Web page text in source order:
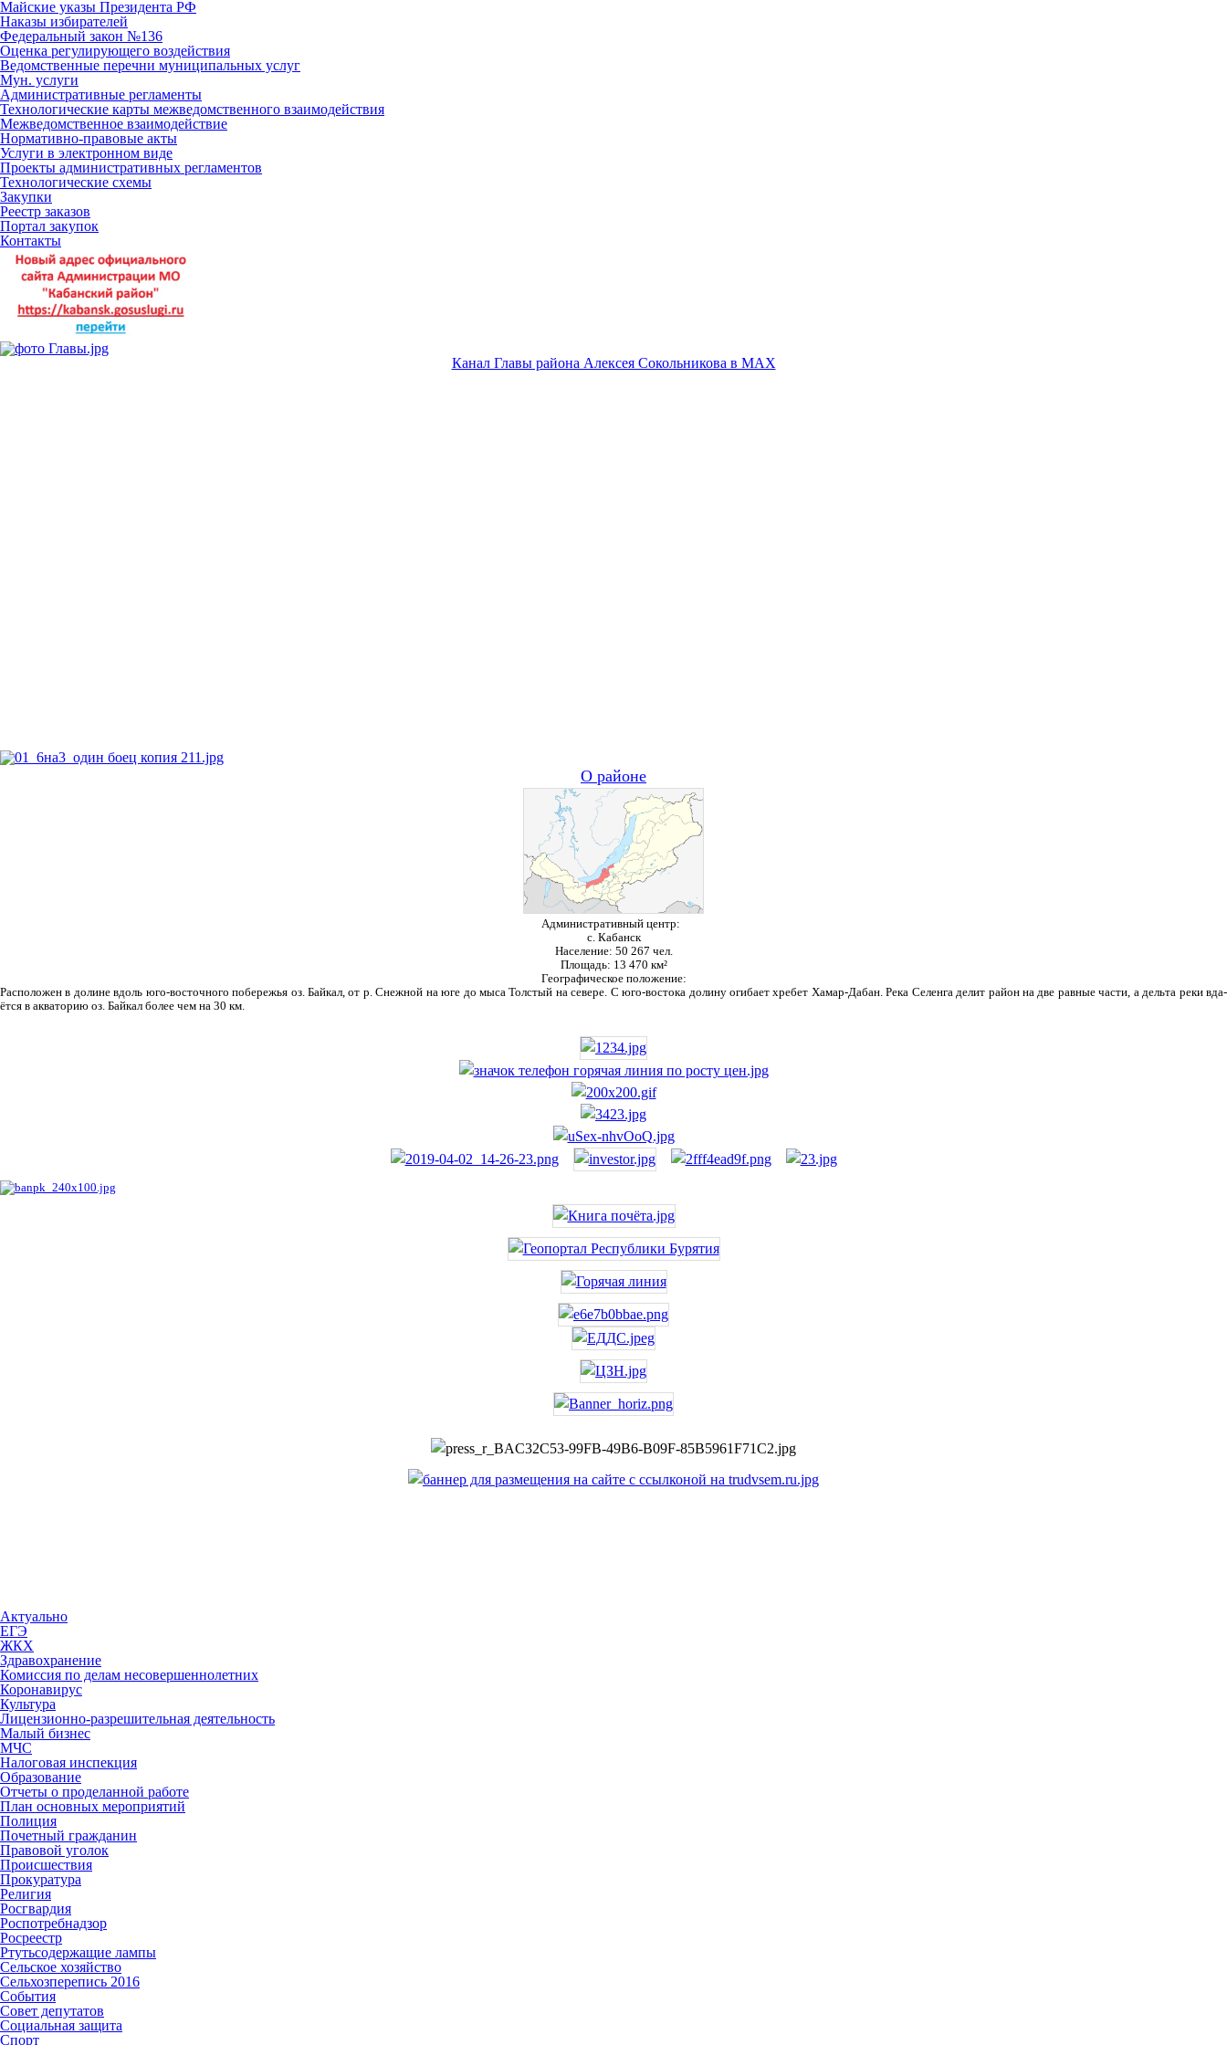
Майские указы Президента РФ
Наказы избирателей
Федеральный закон №136
Оценка регулирующего воздействия
Ведомственные перечни муниципальных услуг
Мун. услуги
Административные регламенты
Технологические карты межведомственного взаимодействия
Межведомственное взаимодействие
Нормативно-правовые акты
Услуги в электронном виде
Проекты административных регламентов
Технологические схемы
Закупки
Реестр заказов
Портал закупок
Контакты
Канал Главы района Алексея Сокольникова в MAX
О районе
Административный центр:
с. Кабанск
Население: 50 267 чел.
Площадь: 13 470 км²
Географическое положение:
Рас­положен в долине вдоль юго-восточного побережья оз. Байкал, от р. Снежной на юге до мыса Толстый на севере. С юго-востока долину огибает хребет Хамар-Дабан. Река Селенга делит район на две равные части, а дельта реки вда­
ётся в акваторию оз. Байкал более чем на 30 км.
Актуально
ЕГЭ
ЖКХ
Здравохранение
Комиссия по делам несовершеннолетних
Коронавирус
Культура
Лицензионно-разрешительная деятельность
Малый бизнес
МЧС
Налоговая инспекция
Образование
Отчеты о проделанной работе
План основных мероприятий
Полиция
Почетный гражданин
Правовой уголок
Происшествия
Прокуратура
Религия
Росгвардия
Роспотребнадзор
Росреестр
Ртутьсодержащие лампы
Сельское хозяйство
Сельхозперепись 2016
События
Совет депутатов
Социальная защита
Спорт